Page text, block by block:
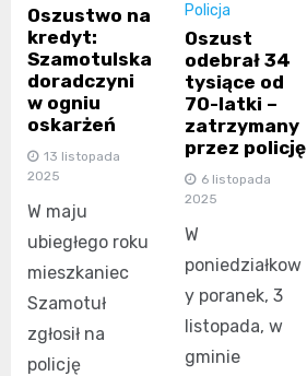
Oszustwo na
kredyt:
Szamotulska
doradczyni
w ogniu
oskarżeń
13 listopada
2025
W maju
ubiegłego roku
mieszkaniec
Szamotuł
zgłosił na
policję
Policja
Oszust
odebrał 34
tysiące od
70-latki –
zatrzymany
przez policję
6 listopada
2025
W
poniedziałkow
y poranek, 3
listopada, w
gminie